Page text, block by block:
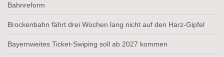
Bahnreform
Brockenbahn fährt drei Wochen lang nicht auf den Harz-Gipfel
Bayernweites Ticket-Swiping soll ab 2027 kommen